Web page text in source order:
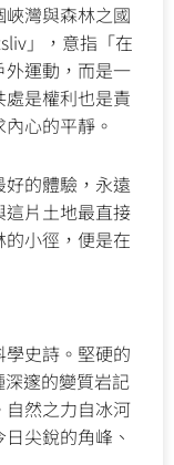
灣與森林之國
」，意指「在
運動，而是一
是權利也是責
心的平靜。
的體驗，永遠
片土地最直接
小徑，便是在
史詩。堅硬的
邃的變質岩記
然之力自冰河
尖銳的角峰、